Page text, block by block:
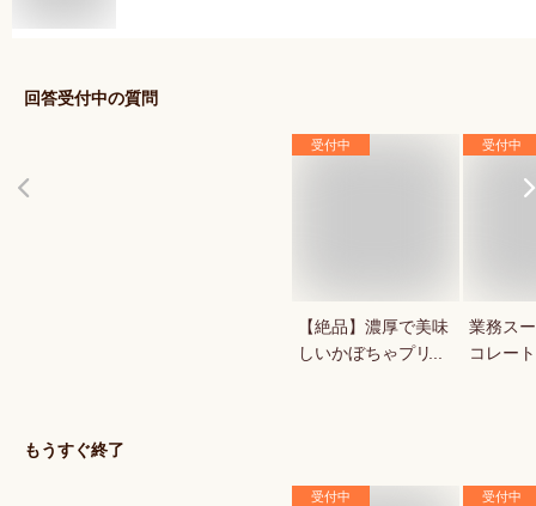
回答受付中の質問
受付中
【絶品】濃厚で美味
しいかぼちゃプリン
受付中
業務ス
コレー
もうすぐ終了
受付中 受付中